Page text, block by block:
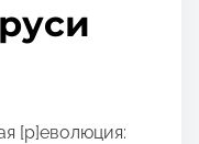
[р]еволюция: